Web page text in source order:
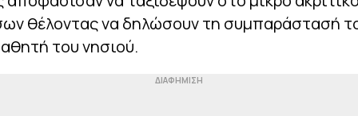
θέλοντας να δηλώσουν τη συμπαράστασή
του νησιού.